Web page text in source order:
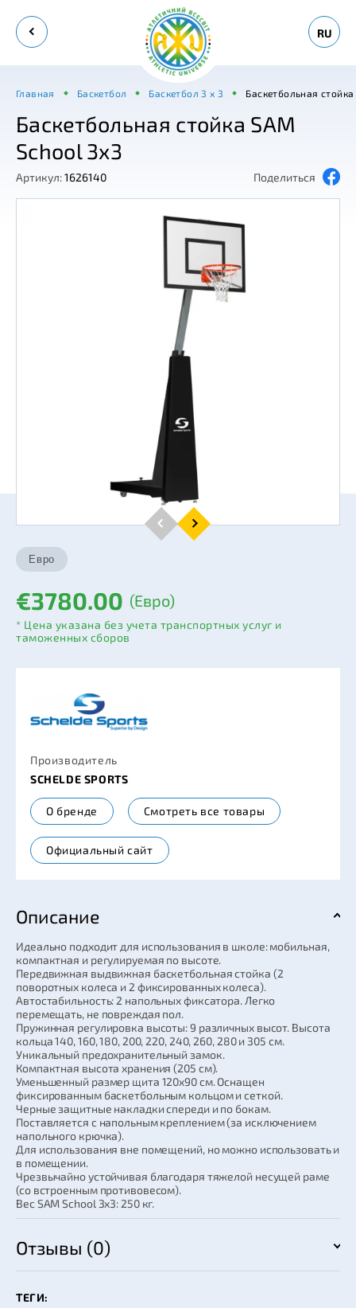
RU
Главная Баскетбол Баскетбол 3 х 3 Баскетбольная
Артикул:1626140 Поделиться
Баскетбольная стойка SAM
School 3x3
€3780.00 (Евро)
* Цена указана без учета транспортных услуг и
таможенных сборов
Производитель
SCHELDE SPORTS
О бренде Смотреть все товары
Официальный сайт
Описание
Идеально подходит для использования в школе: мобильная,
компактная и регулируемая по высоте.
Передвижная выдвижная баскетбольная стойка (2
поворотных колеса и 2 фиксированных колеса).
Автостабильность: 2 напольных фиксатора. Легко
перемещать, не повреждая пол.
Пружинная регулировка высоты: 9 различных высот. Высота
кольца 140, 160, 180, 200, 220, 240, 260, 280 и 305 см.
Уникальный предохранительный замок.
Компактная высота хранения (205 см).
Уменьшенный размер щита 120x90 см. Оснащен
фиксированным баскетбольным кольцом и сеткой.
Черные защитные накладки спереди и по бокам.
Поставляется с напольным креплением (за исключением
напольного крючка).
Для использования вне помещений, но можно использовать и
в помещении.
Чрезвычайно устойчивая благодаря тяжелой несущей раме
(со встроенным противовесом).
Вес SAM School 3x3: 250 кг.
Отзывы (0)
ТЕГИ: